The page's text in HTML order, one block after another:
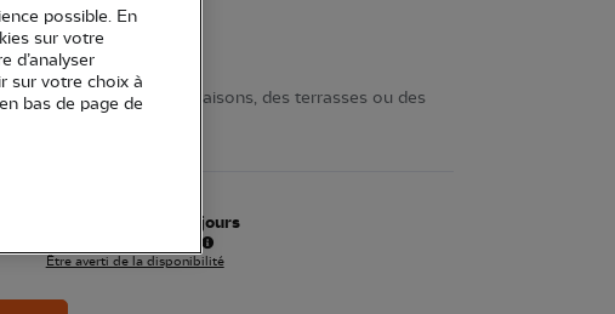
WEB
sur les façades des maisons, des terrasses ou des
Disponible sous 20 jours
Être averti de la disponibilité
possible. En
sur votre
d’analyser
sur votre choix à
bas de page de